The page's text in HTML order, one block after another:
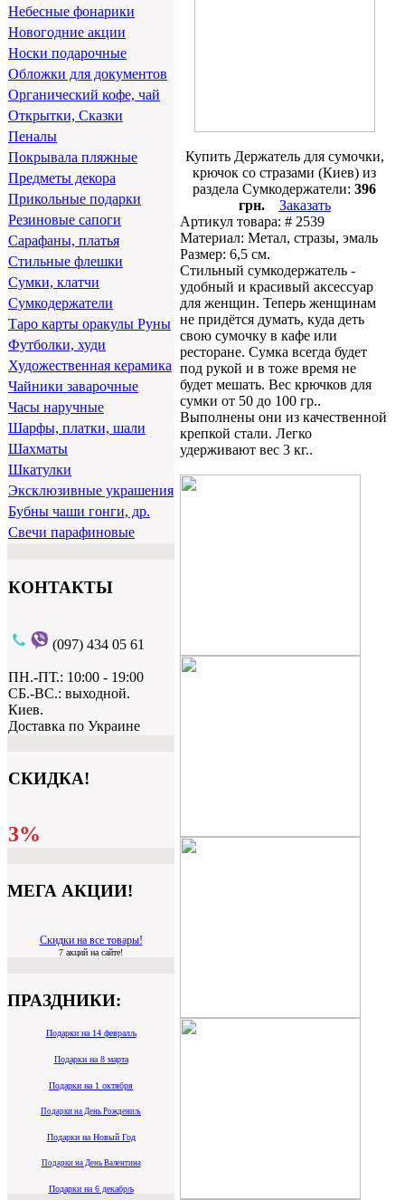
Небесные фонарики
Новогодние акции
Носки подарочные
Обложки для документов
Органический кофе, чай
Открытки, Сказки
Пеналы
Покрывала пляжные
Предметы декора
Прикольные подарки
Резиновые сапоги
Сарафаны, платья
Стильные флешки
Сумки, клатчи
Сумкодержатели
Таро карты оракулы Руны
Футболки, худи
Художественная керамика
Чайники заварочные
Часы наручные
Шарфы, платки, шали
Шахматы
Шкатулки
Эксклюзивные украшения
Бубны чаши гонги, др.
Свечи парафиновые
КОНТАКТЫ
(097) 434 05 61
ПН.-ПТ.: 10:00 - 19:00
СБ.-ВС.: выходной.
Киев.
Доставка по Украине
СКИДКА!
3%
МЕГА АКЦИИ!
Скидки на все товары!
7 акций на сайте!
ПРАЗДНИКИ:
Подарки на 14 февралљ
Подарки на 8 марта
Подарки на 1 октября
Подарки на День Рождениљ
Подарки на Новый Год
Подарки на День Валентина
Подарки на 6 декабрљ
Купить Держатель для сумочки,
крючок со стразами (Киев) из
раздела Сумкодержатели: 396
грн.
Заказать
Артикул товара: # 2539
Материал: Метал, стразы, эмаль
Размер: 6,5 см.
Стильный сумкодержатель -
удобный и красивый аксессуар
для женщин. Теперь женщинам
не придётся думать, куда деть
свою сумочку в кафе или
ресторане. Сумка всегда будет
под рукой и в тоже время не
будет мешать. Вес крючков для
сумки от 50 до 100 гр..
Выполнены они из качественной
крепкой стали. Легко
удерживают вес 3 кг..